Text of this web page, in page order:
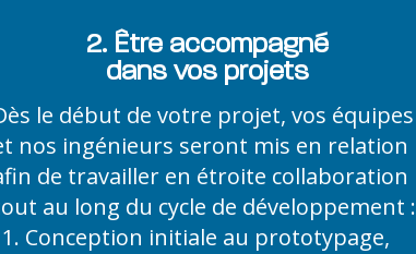
2. Être accompagné
dans vos projets
le début de votre projet, vos équipes
nos ingénieurs seront mis en relation
de travailler en étroite collaboration
au long du cycle de développement :
Conception initiale au prototypage,